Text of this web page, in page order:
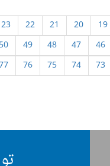
19
20
21
22
23
46
47
48
49
50
73
74
75
76